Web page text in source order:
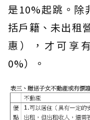
是10%起跳。除
括戶籍、未出租
惠），才可享
0%）。